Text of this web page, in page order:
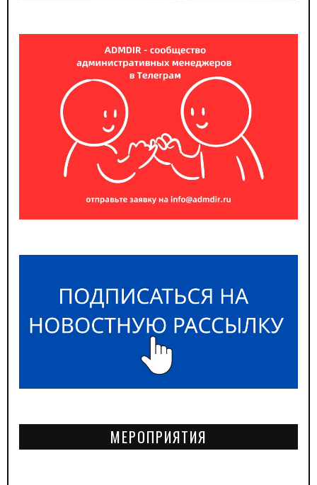
МЕРОПРИЯТИЯ